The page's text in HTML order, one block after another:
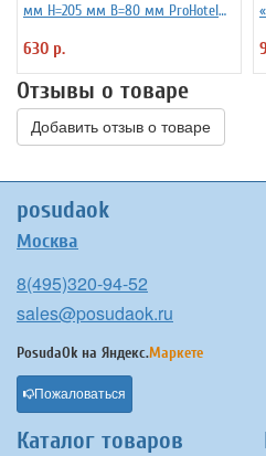
мм H=205 мм B=80 мм ProHotel
630 р.
Отзывы о товаре
Добавить отзыв о товаре
posudaok
Москва
8(495)320-94-52
sales@posudaok.ru
PosudaOk на Яндекс.Маркете
Пожаловаться
Каталог товаров